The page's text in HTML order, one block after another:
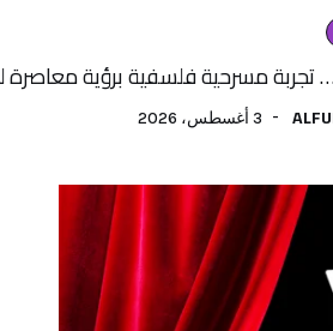
فلسفية برؤية معاصرة لفنون الأداء